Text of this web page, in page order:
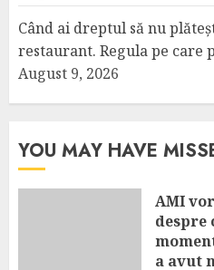
Când ai dreptul să nu
restaurant. Regula pe care
August 9, 2026
YOU MAY HAVE
AMI
despre
a avut